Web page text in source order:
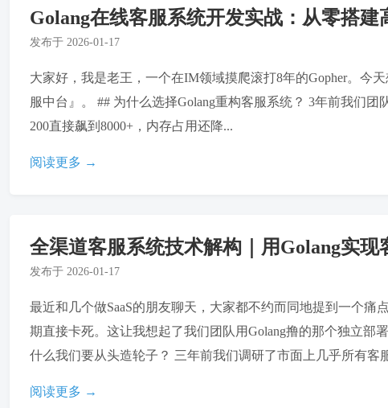
Golang在线客服系统开发实战：从零搭建
发布于 2026-01-17
大家好，我是老王，一个在IM领域摸爬滚打8年的Gopher。
服中台』。 ## 为什么选择Golang重构客服系统？ 3年前我们
200直接飙到8000+，内存占用还降...
阅读更多 →
全渠道客服系统技术解构｜用Golang实
发布于 2026-01-17
最近和几个做SaaS的朋友聊天，大家都不约而同地提到一个
期直接卡死。这让我想起了我们团队用Golang撸的那个独立
什么我们要从头造轮子？ 三年前我们调研了市面上几乎所有客
阅读更多 →